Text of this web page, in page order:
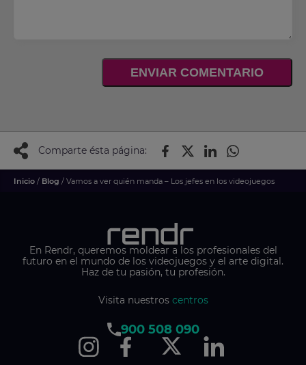
ENVIAR COMENTARIO
Comparte ésta página:
Inicio / Blog / Vamos a ver quién manda – Los jefes en los videojuegos
En Rendr, queremos moldear a los profesionales del
futuro en el mundo de los videojuegos y el arte digital.
Haz de tu pasión, tu profesión.
Visita nuestros centros
900 508 090